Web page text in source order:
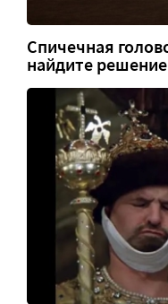
Спичечная
найдите решение